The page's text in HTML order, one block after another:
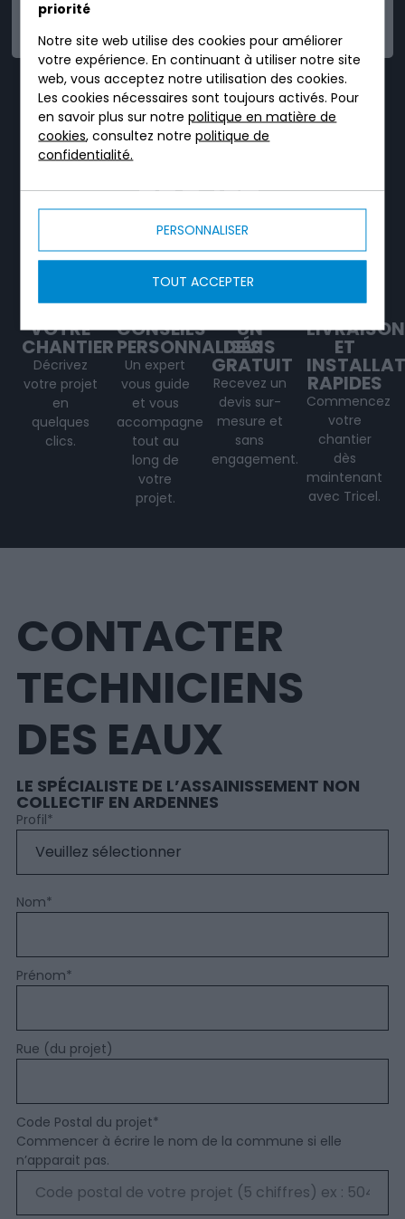
priorité
Notre site web utilise des cookies pour améliorer
votre expérience. En continuant à utiliser notre site
web, vous acceptez notre utilisation des cookies.
Les cookies nécessaires sont toujours activés. Pour
en savoir plus sur notrepolitique en matière de
cookies, consultez notrepolitique de
confidentialité.
PERSONNALISER
TOUT ACCEPTER
TRICEL, C'EST UN
SERVICE DÉDIÉ TOUT
AU LONG DE VOTRE
PROJET.
VOTRE
CHANTIER
Décrivez
votre projet
en
quelques
clics.
CONSEILS
PERSONNALISÉS
Un expert
vous guide
et vous
accompagne
tout au
long de
votre
projet.
UN
DEVIS
GRATUIT
Recevez un
devis sur-
mesure et
sans
engagement.
LIVRAISON
ET
RAPIDES
Commencez
votre
chantier
dès
maintenant
avec Tricel.
CONTACTER
TECHNICIENS
DES EAUX
LE SPÉCIALISTE DE L’ASSAINISSEMENT NON
COLLECTIF EN ARDENNES
Profil*
Nom*
Prénom*
Rue (du projet)
Code Postal du projet*
Commencer à écrire le nom de la commune si elle
n’apparait pas.